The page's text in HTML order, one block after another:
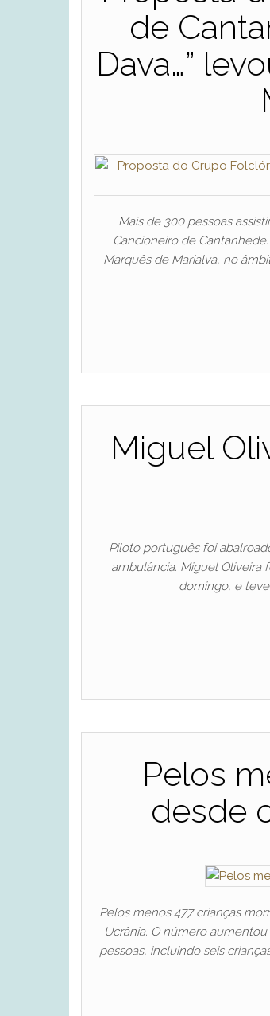
de
Dava…”
Mais de 300 pessoas
Cancioneiro de
Marquês de Marialva, no
Miguel
Piloto português foi
ambulância. Miguel Oliveira
domingo, e
Pelos
desde
Pelos menos 477 crianças
Ucrânia. O número
pessoas, incluindo seis